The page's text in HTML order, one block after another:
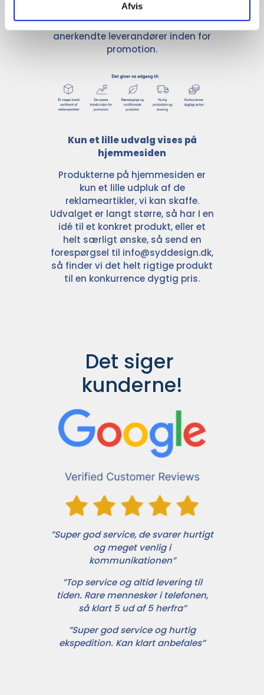
Afvis
leveringssikkerhed samarbejder vi
med de største og mest
anerkendte leverandører inden for
promotion.
Kun et lille udvalg vises på
hjemmesiden
Produkterne på hjemmesiden er
kun et lille udpluk af de
reklameartikler, vi kan skaffe.
Udvalget er langt større, så har I en
idé til et konkret produkt, eller et
helt særligt ønske, så send en
forespørgsel til info@syddesign.dk,
så finder vi det helt rigtige produkt
til en konkurrence dygtig pris.
Det siger
kunderne!
”Super god service, de svarer hurtigt
og meget venlig i
kommunikationen”
”Top service og altid levering til
tiden. Rare mennesker i telefonen,
så klart 5 ud af 5 herfra”
”Super god service og hurtig
ekspedition. Kan klart anbefales”